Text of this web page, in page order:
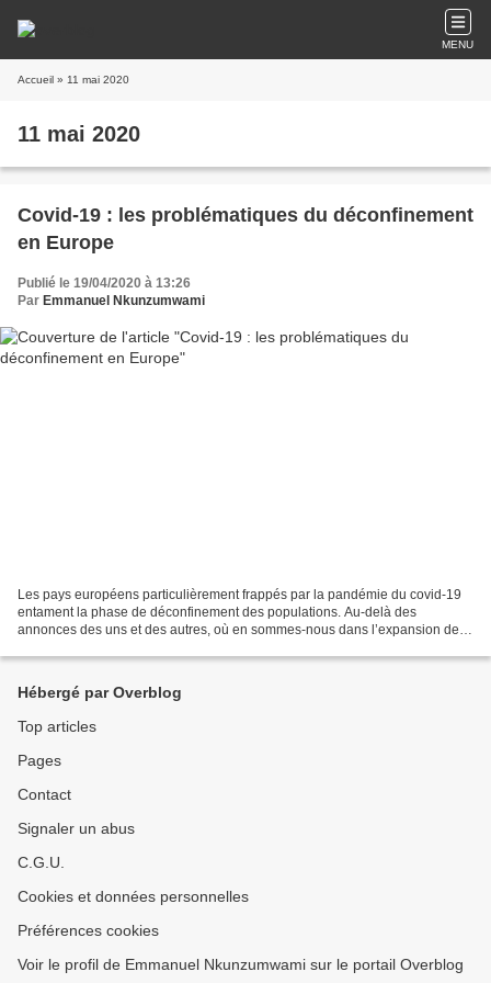
MENU
Accueil » 11 mai 2020
11 mai 2020
Covid-19 : les problématiques du déconfinement
en Europe
Publié le 19/04/2020 à 13:26
Par Emmanuel Nkunzumwami
Les pays européens particulièrement frappés par la pandémie du covid-19
entament la phase de déconfinement des populations. Au-delà des
annonces des uns et des autres, où en sommes-nous dans l’expansion de
Hébergé par Overblog
Top articles
Pages
Contact
Signaler un abus
C.G.U.
Cookies et données personnelles
Préférences cookies
Voir le profil de Emmanuel Nkunzumwami sur le portail Overblog